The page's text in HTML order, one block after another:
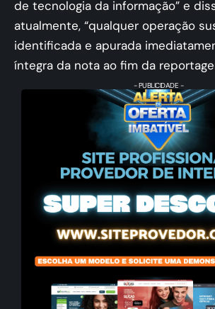
de tecnologia da informação” e
atualmente, “qualquer operação
identificada e apurada
íntegra da nota ao fim da
- PUBLICIDADE -